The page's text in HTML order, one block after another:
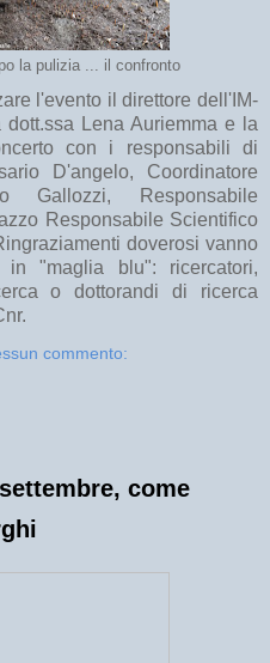
la pulizia ... il confronto
l'evento il direttore dell'IM-
Lena Auriemma e la
con i responsabili di
D'angelo, Coordinatore
Gallozzi, Responsabile
Responsabile Scientifico
doverosi vanno
"maglia blu": ricercatori,
o dottorandi di ricerca
commento:
come